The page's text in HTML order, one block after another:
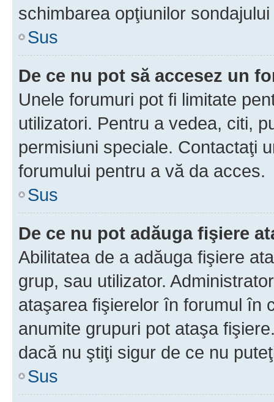
schimbarea opţiunilor
Sus
De ce nu pot să accesez un
Unele forumuri pot fi limitate
utilizatori. Pentru a vedea, citi,
permisiuni speciale. Contactaţi
forumului pentru a vă da acces.
Sus
De ce nu pot adăuga fişiere
Abilitatea de a adăuga fişiere
grup, sau utilizator.
ataşarea fişierelor în forumul în
anumite grupuri pot ataşa
dacă nu ştiţi sigur de ce nu
Sus